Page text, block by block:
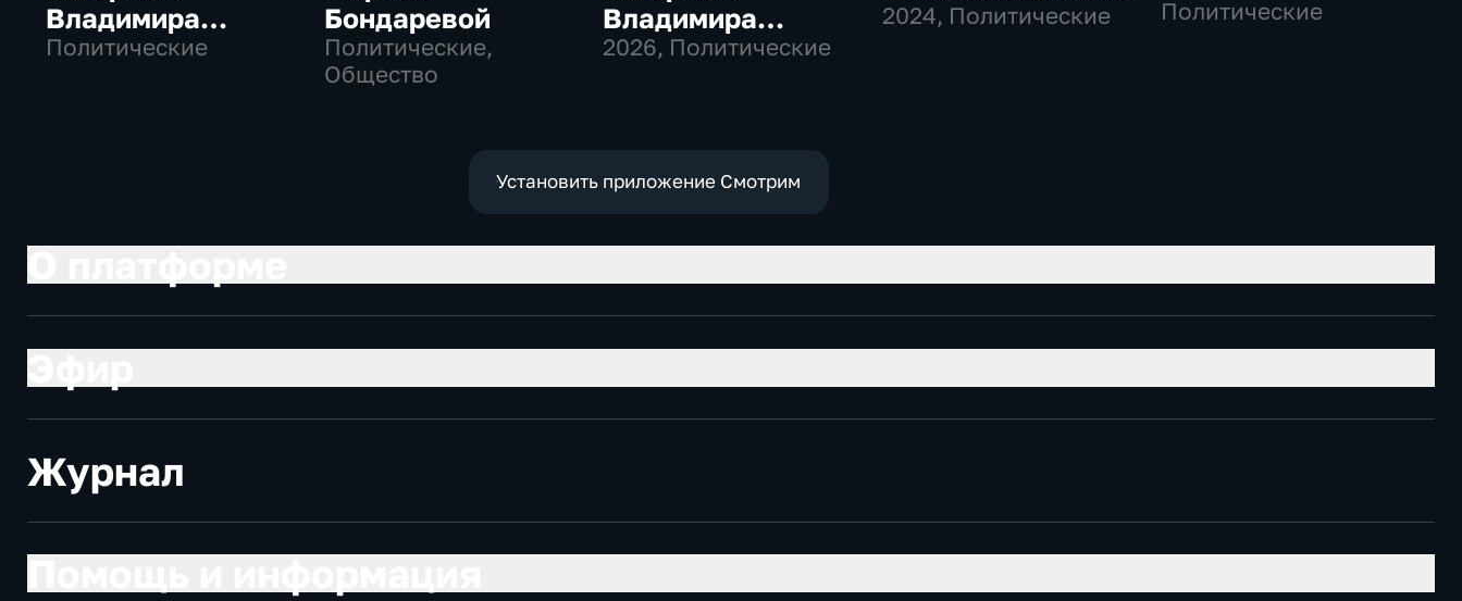
Владимира
Путина Сергею
Политические
Бондаревой
Политические,
Общество
Владимира
Соловьева
2026, Политические
2024, Политические
Политические
Установить приложение Смотрим
Журнал